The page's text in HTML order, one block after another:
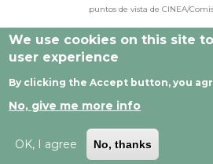
puntos de vista de CINEA/
We use cookies on this site
user experience
By clicking the Accept button, you
No, give me more info
OK, I agree No, thanks